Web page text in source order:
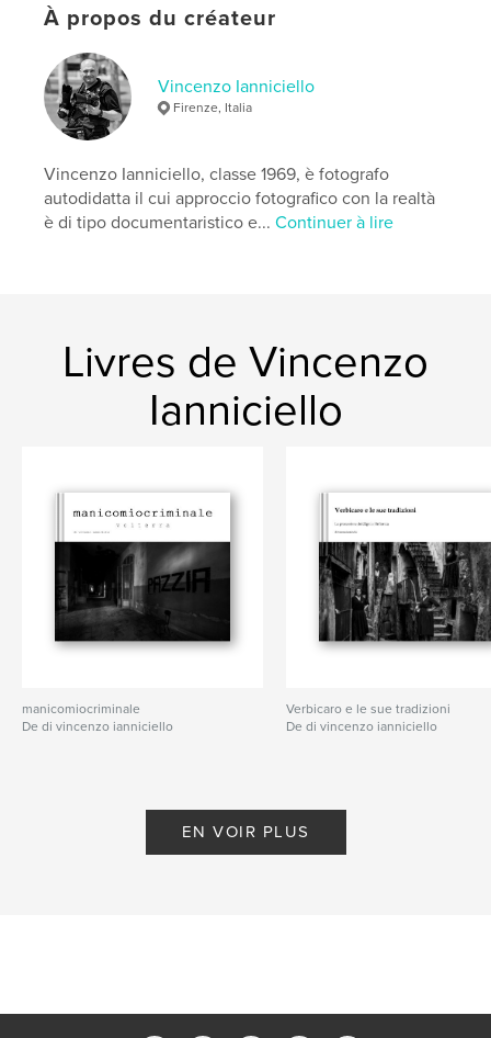
LangueItalian
À propos du créateur
Vincenzo Ianniciello
Firenze, Italia
Vincenzo Ianniciello, classe 1969, è fotografo
autodidatta il cui approccio fotografico con la realtà
è di tipo documentaristico e...Continuer à lire
Livres de Vincenzo
Ianniciello
manicomiocriminale
De di vincenzo ianniciello
Verbicaro e le sue tradizioni
De di vincenzo ianniciello
EN VOIR PLUS